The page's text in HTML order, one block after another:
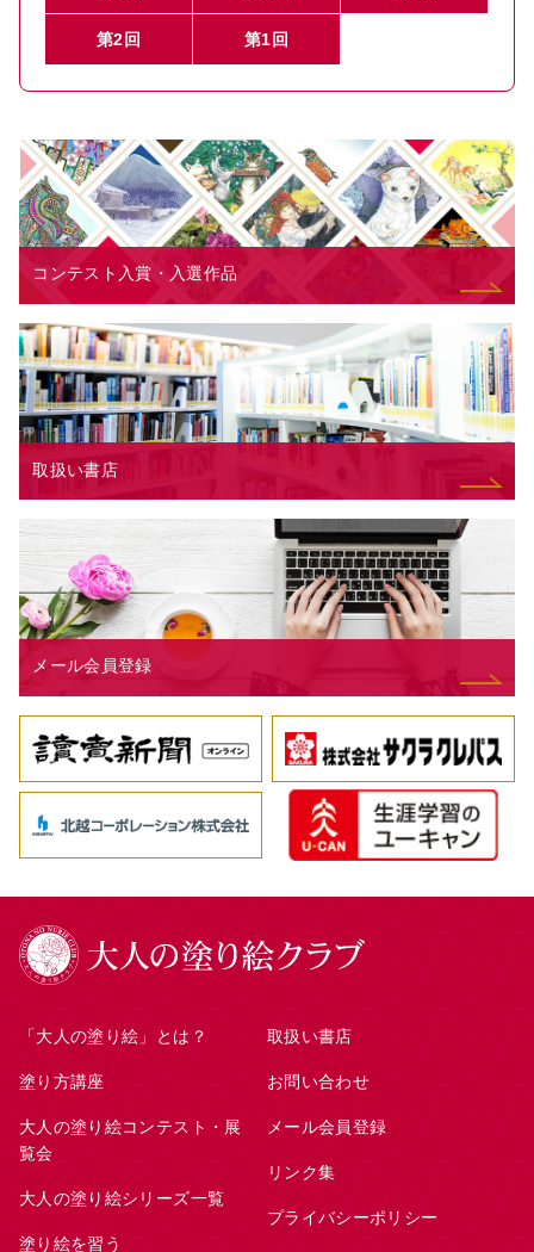
第2回 第1回
コンテスト入賞・入選作品
取扱い書店
メール会員登録
「大人の塗り絵」とは？
塗り方講座
大人の塗り絵コンテスト・展
覧会
大人の塗り絵シリーズ一覧
塗り絵を習う
取扱い書店
お問い合わせ
メール会員登録
リンク集
プライバシーポリシー